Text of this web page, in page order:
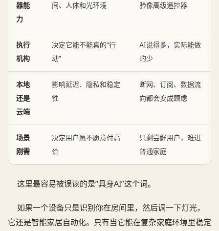
器能
力
间、人体和光环境
验像高级遥控器
执行
机构
决定它能不能真的“行
动”
AI说得多，实际能做
的少
本地
还是
云端
影响延迟、隐私和稳定
性
断网、订阅、数据流
向都会变成顾虑
场景
刚需
决定用户愿不愿意付高
价
只剩尝鲜用户，难进
普通家庭
这里最容易被误读的是“具身AI”这个词。
如果一个设备只是识别你在房间里，然后调一下灯光，
它还是智能家居自动化。只有当它能在复杂家庭环境里稳定